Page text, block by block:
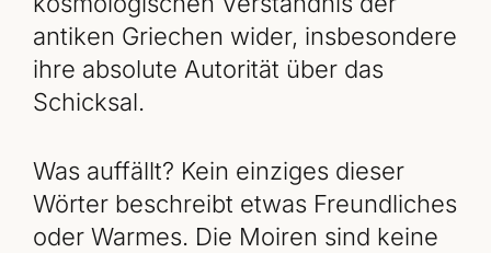
antiken Griechen wider, insbesondere
ihre absolute Autorität über das
Schicksal.
Was auffällt? Kein einziges dieser
Wörter beschreibt etwas Freundliches
oder Warmes. Die Moiren sind keine